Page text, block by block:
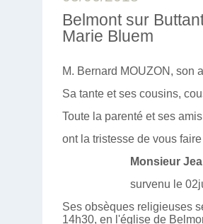
Belmont sur
Marie Bluem
M. Bernard MOUZON, son
Sa tante et ses cousins,
Toute la parenté et ses amis
ont la tristesse de vous
Monsieur
survenu le 02juin
Ses obsèques religieuses
14h30, en l'église de